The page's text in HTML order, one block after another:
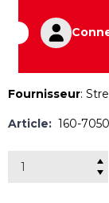
Fournisseur:
Article: 160-7050